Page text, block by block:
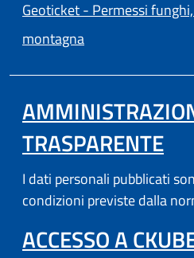
Geoticket - Permessi
montagna
TRASPARENTE
I dati personali pubblicati
condizioni previste dalla
ACCESSO A